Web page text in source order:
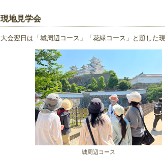
現地見学会
大会翌日は「城周辺コース」「花緑コース」と題した
城周辺コース